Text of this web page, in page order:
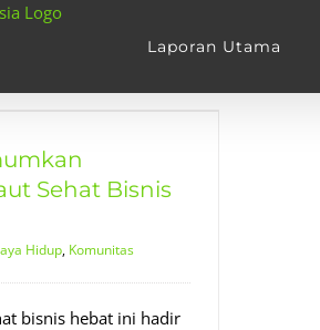
Laporan Utama
Sehat Bisnis
Hidup, Komunitas
bisnis hebat ini hadir